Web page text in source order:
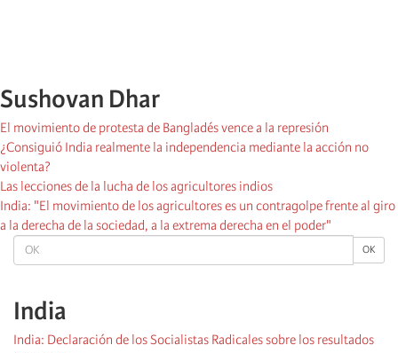
OK OK
India
India: Declaración de los Socialistas Radicales sobre los resultados
Sushovan Dhar
El movimiento de protesta de Bangladés vence a la represión
¿Consiguió India realmente la independencia mediante la acción no
violenta?
Las lecciones de la lucha de los agricultores indios
India: "El movimiento de los agricultores es un contragolpe frente al giro
a la derecha de la sociedad, a la extrema derecha en el poder"